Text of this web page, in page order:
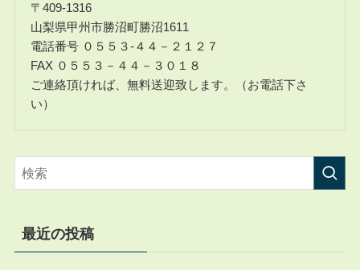
〒409-1316
山梨県甲州市勝沼町勝沼1611
電話番号 ０５５３-４４－２１２７
FAX ０５５３－４４－３０１８
ご連絡頂ければ、無料送迎致します。（お電話下さ
い）
最近の投稿